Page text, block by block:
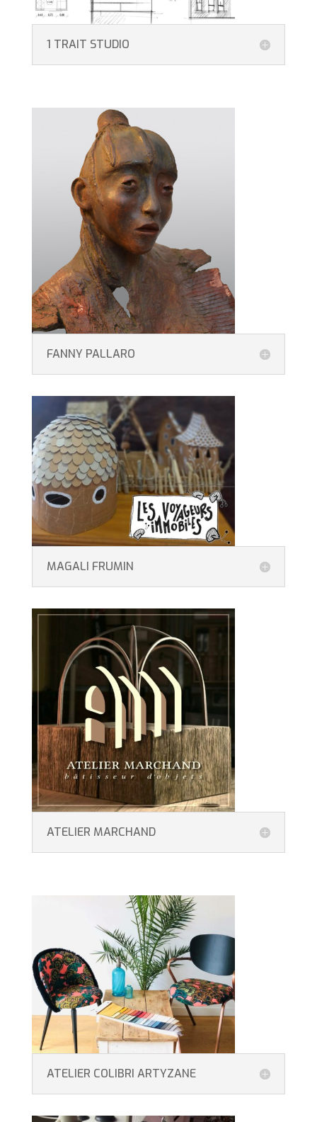
1 TRAIT STUDIO
FANNY PALLARO
MAGALI FRUMIN
ATELIER MARCHAND
ATELIER COLIBRI ARTYZANE